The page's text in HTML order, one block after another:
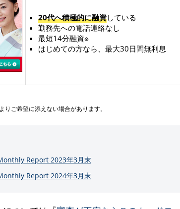
20代へ積極的に融資している
勤務先への電話連絡なし
最短14分融資※
はじめての方なら、最大30日間無利息
ご希望に添えない場合があります。
Report 2023年3月末
Report 2024年3月末